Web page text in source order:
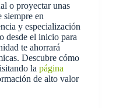
o proyectar unas
siempre en
y especialización
desde el inicio para
te ahorrará
Descubre cómo
la página
de alto valor